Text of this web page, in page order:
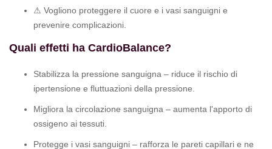
⚠ Vogliono proteggere il cuore e i vasi sanguigni e
prevenire complicazioni.
Quali effetti ha CardioBalance?
Stabilizza la pressione sanguigna – riduce il rischio di
ipertensione e fluttuazioni della pressione.
Migliora la circolazione sanguigna – aumenta l'apporto di
ossigeno ai tessuti.
Protegge i vasi sanguigni – rafforza le pareti capillari e ne